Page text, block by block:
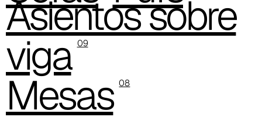
C 333
C 325
C 349
Asientos sobre
viga 09
Mesas 08